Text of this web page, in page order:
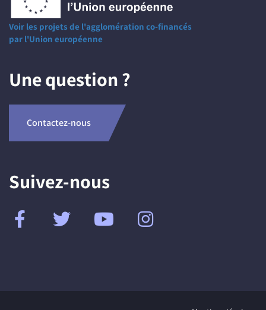
Voir les projets de l'agglomération co-financés
par l'Union européenne
Une question ?
Contactez-nous
Suivez-nous